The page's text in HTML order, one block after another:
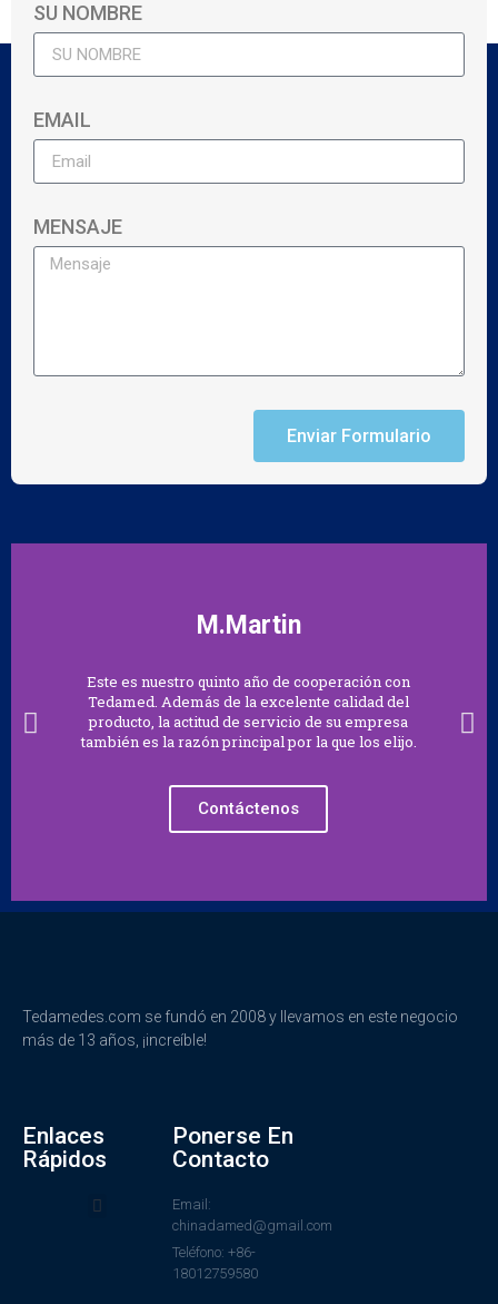
SU NOMBRE
EMAIL
MENSAJE
Enviar Formulario
M.Martin
Este es nuestro quinto año de cooperación con
Tedamed. Además de la excelente calidad del
producto, la actitud de servicio de su empresa
también es la razón principal por la que los elijo.
Contáctenos
Tedamedes.com se fundó en 2008 y llevamos en este negocio
más de 13 años, ¡increíble!
Enlaces
Rápidos
Ponerse En
Contacto
Email:
chinadamed@gmail.com
Teléfono: +86-
18012759580